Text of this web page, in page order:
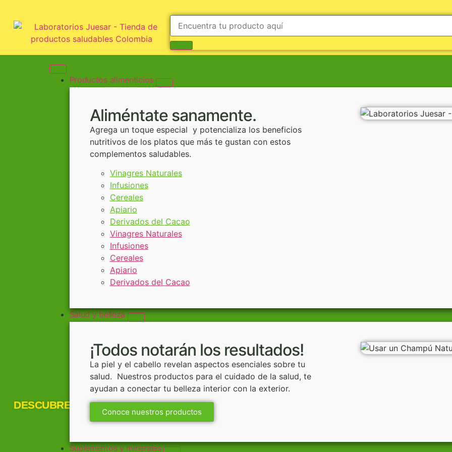
DESCUBRE:
Productos alimenticios
Aliméntate sanamente.
Agrega un toque especial y potencializa los beneficios
nutritivos de los platos que más te gustan con estos
complementos saludables.
Vinagres Naturales
Infusiones
Cereales
Apiario
Derivados del Cacao
Vinagres Naturales
Infusiones
Cereales
Apiario
Derivados del Cacao
Salud y belleza
¡Todos notarán los resultados!
La piel y el cabello revelan aspectos esenciales sobre tu
salud. Nuestros productos para el cuidado de la salud, te
ayudan a conectar tu belleza interior con la exterior.
Conoce nuestros productos
Suplementos y minerales